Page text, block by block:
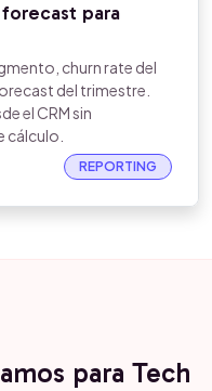
forecast para
churn rate del
del trimestre.
el CRM sin
cálculo.
REPORTING
para Tech